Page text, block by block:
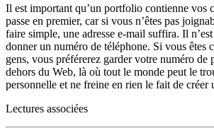
Il est important qu’un portfolio contienne vos
passe en premier, car si vous n’êtes pas
faire simple, une adresse e-mail suffira. Il n’est
donner un numéro de téléphone. Si vous êtes
gens, vous préférerez garder votre numéro de
dehors du Web, là où tout le monde peut le
personnelle et ne freine en rien le fait de
Lectures associées